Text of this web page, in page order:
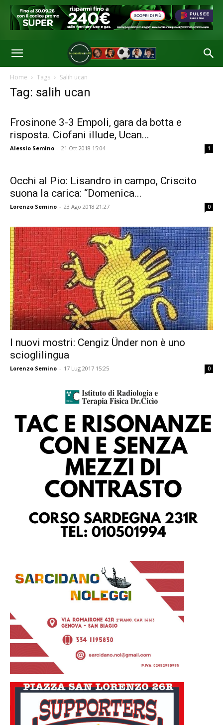
Home Tags Salih ucan
Tag: salih ucan
Frosinone 3-3 Empoli, gara da botta e
risposta. Ciofani illude, Ucan...
Alessio Semino - 21 Ott 2018 15:04 1
Occhi al Pio: Lisandro in campo, Criscito
suona la carica: “Domenica...
Lorenzo Semino - 23 Ago 2018 21:27 0
I nuovi mostri: Cengiz Ünder non è uno
scioglilingua
Lorenzo Semino - 17 Lug 2017 15:25 0